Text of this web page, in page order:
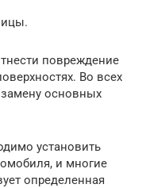
повреждение
Во всех
замену основных
установить
и многие
определенная